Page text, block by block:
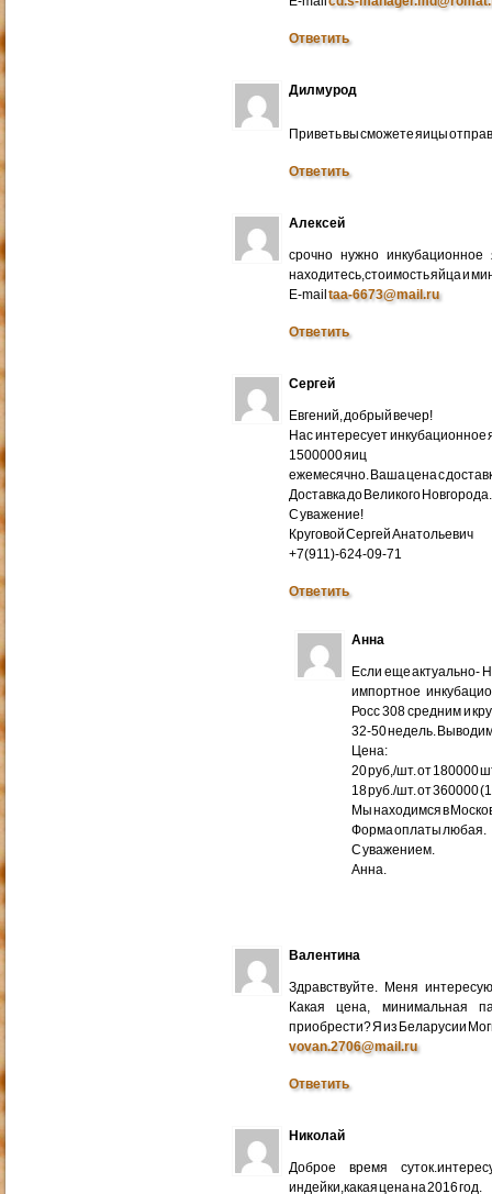
Ответить
Дилмурод
Приветь вы сможете яицы
Ответить
Алексей
срочно нужно
находитесь,стоимость яйца и
E-mailtaa-6673@mail.ru
Ответить
Сергей
Евгений, добрый вечер!
Нас интересует инкубационное
1500000 яиц
ежемесячно. Ваша цена с
Доставка до Великого Новгорода.
С уважение!
Круговой Сергей Анатольевич
+7(911)-624-09-71
Ответить
Анна
Если еще актуально-
импортное
Росс 308 средним и
32-50 недель.
Цена:
20 руб,/шт. от 180000
18 руб./шт. от 360000
Мы находимся в
Форма оплаты любая.
С уважением.
Анна.
Валентина
Здравствуйте. Меня
Какая цена, минимальная
приобрести? Я из Беларусии
vovan.2706@mail.ru
Ответить
Николай
Доброе время
индейки,какая цена на 2016 год.